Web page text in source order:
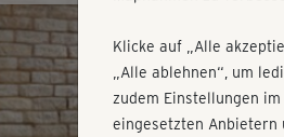
Klicke auf „Alle
„Alle ablehnen“, um
zudem Einstellungen
eingesetzten Anbietern